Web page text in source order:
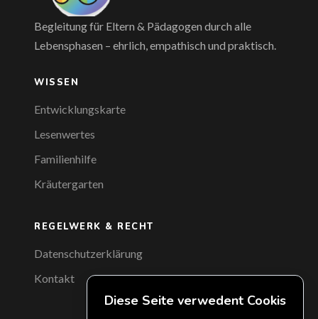
Begleitung für Eltern & Pädagogen durch alle
Lebensphasen – ehrlich, empathisch und praktisch.
WISSEN
Entwicklungskarte
Lesenwertes
Familienhilfe
Kräutergarten
REGELWERK & RECHT
Datenschutzerklärung
Kontakt
Diese Seite verwedent Cookis